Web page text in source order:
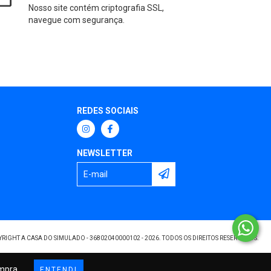
Nosso site contém criptografia SSL,
navegue com segurança.
REDES SOCIAIS
NEWSLETTER
A CASA DO SIMULADO - 36802040000102 - 2026. TODOS OS DIREITOS RESERVADOS.